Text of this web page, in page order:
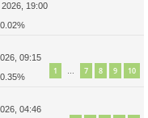
19:00
09:15
1 … 7 8 9 10
04:46